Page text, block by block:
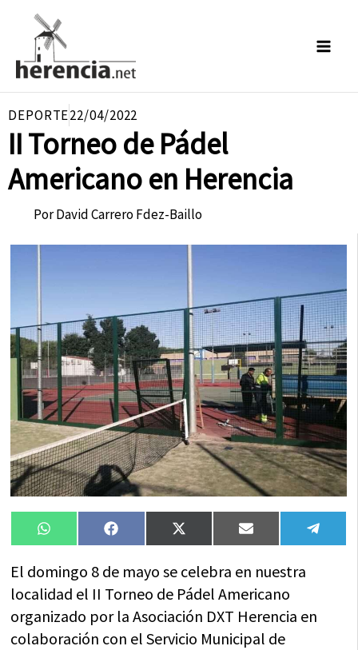
contenido
DEPORTE22/04/2022
II Torneo de Pádel
Americano en Herencia
PorDavid Carrero Fdez-Baillo
Compartir
en
WhatsAppCompartir
en
FacebookCompartir
en
X
(Twitter)
Compartir
en
Email
en
El domingo 8 de mayo se celebra en nuestra
localidad el II Torneo de Pádel Americano
organizado por la Asociación DXT Herencia en
colaboración con el Servicio Municipal de